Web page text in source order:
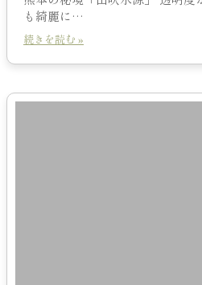
も綺麗に…
続きを読む »